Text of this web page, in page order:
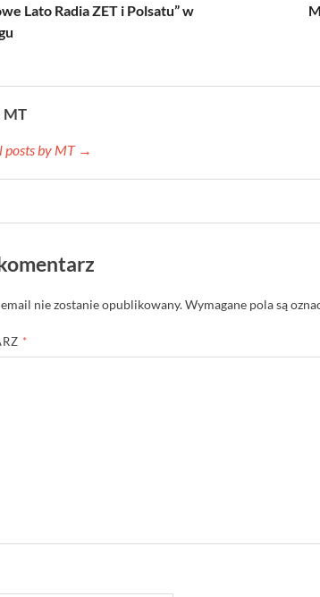
Lato Radia ZET i Polsatu” w
MT
posts by MT →
nie zostanie opublikowany.Wymagane pola są
*